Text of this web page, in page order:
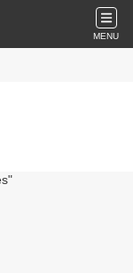
MENU